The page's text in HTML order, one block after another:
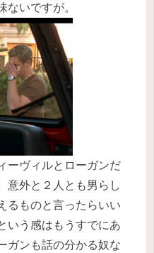
ないですが。
ーヴィルとローガンだ
意外と２人とも男らし
るものと言ったらいい
いう感はもうすでにあ
ガンも話の分かる奴な